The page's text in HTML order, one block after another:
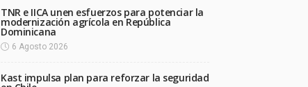
TNR e IICA unen esfuerzos para potenciar la
modernización agrícola en República
Dominicana
6 Agosto 2026
Kast impulsa plan para reforzar la seguridad